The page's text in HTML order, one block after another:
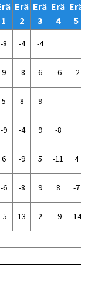
1
Erä
2
Erä
3
Erä
4
Erä
5
-8 -4 -4
9 -8 6 -6 -2
5 8 9
-9 -4 9 -8
6 -9 5 -11 4
-6 -8 9 8 -7
-5 13 2 -9 -14